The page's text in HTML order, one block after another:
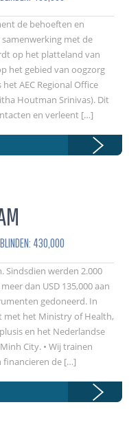
de behoeften en
met de
op het platteland van
het gebied van oogzorg
AEC Regional Office
Houtman Srinivas). Dit
en verleent […]
430,000
Sindsdien werden 2.000
dan USD 135,000 aan
gedoneerd. In
met het Ministry of Health,
en het Nederlandse
City. • Wij trainen
financieren de […]